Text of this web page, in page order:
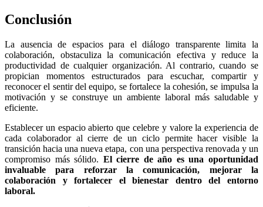
Conclusión
La ausencia de espacios para el diálogo transparente limita la
colaboración, obstaculiza la comunicación efectiva y reduce la
productividad de cualquier organización. Al contrario, cuando se
propician momentos estructurados para escuchar, compartir y
reconocer el sentir del equipo, se fortalece la cohesión, se impulsa la
motivación y se construye un ambiente laboral más saludable y
eficiente.
Establecer un espacio abierto que celebre y valore la experiencia de
cada colaborador al cierre de un ciclo permite hacer visible la
transición hacia una nueva etapa, con una perspectiva renovada y un
compromiso más sólido. El cierre de año es una oportunidad
invaluable para reforzar la comunicación, mejorar la
colaboración y fortalecer el bienestar dentro del entorno
laboral.